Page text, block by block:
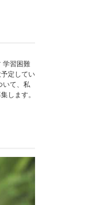
学習困難
定してい
いて、私
します。